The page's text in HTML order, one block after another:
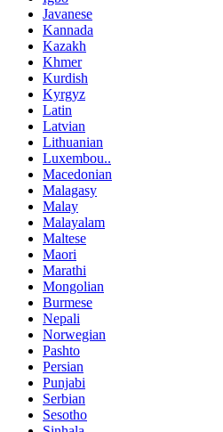
Javanese
Kannada
Kazakh
Khmer
Kurdish
Kyrgyz
Latin
Latvian
Lithuanian
Luxembou..
Macedonian
Malagasy
Malay
Malayalam
Maltese
Maori
Marathi
Mongolian
Burmese
Nepali
Norwegian
Pashto
Persian
Punjabi
Serbian
Sesotho